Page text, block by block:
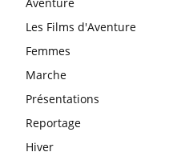
Les Films d'Aventure
Femmes
Marche
Présentations
Reportage
Hiver